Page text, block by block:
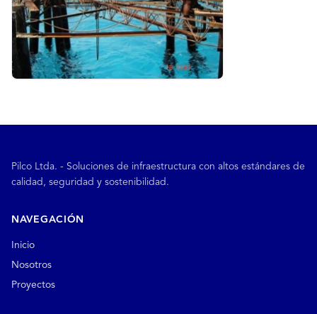
Pilco Ltda. - Soluciones de infraestructura con altos estándares de
calidad, seguridad y sostenibilidad.
NAVEGACIÓN
Inicio
Nosotros
Proyectos